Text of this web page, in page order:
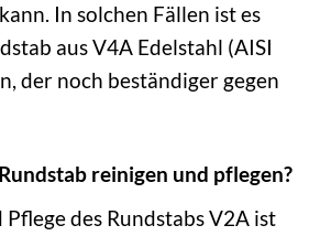
In solchen Fällen ist es
aus V4A Edelstahl (AISI
der noch beständiger gegen
reinigen und pflegen?
des Rundstabs V2A ist